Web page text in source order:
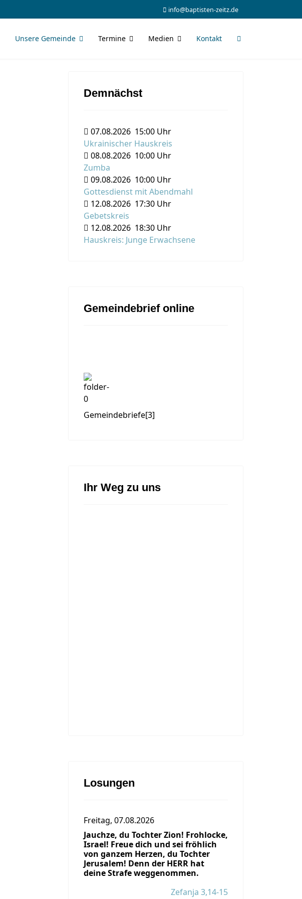
info@baptisten-zeitz.de
Unsere Gemeinde Termine Medien Kontakt
Demnächst
07.08.2026 15:00 Uhr
Ukrainischer Hauskreis
08.08.2026 10:00 Uhr
Zumba
09.08.2026 10:00 Uhr
Gottesdienst mit Abendmahl
12.08.2026 17:30 Uhr
Gebetskreis
12.08.2026 18:30 Uhr
Hauskreis: Junge Erwachsene
Gemeindebrief online
Gemeindebriefe[3]
Ihr Weg zu uns
Losungen
Freitag, 07.08.2026
Jauchze, du Tochter Zion! Frohlocke,
Israel! Freue dich und sei fröhlich
von ganzem Herzen, du Tochter
Jerusalem! Denn der HERR hat
deine Strafe weggenommen.
Zefanja 3,14-15